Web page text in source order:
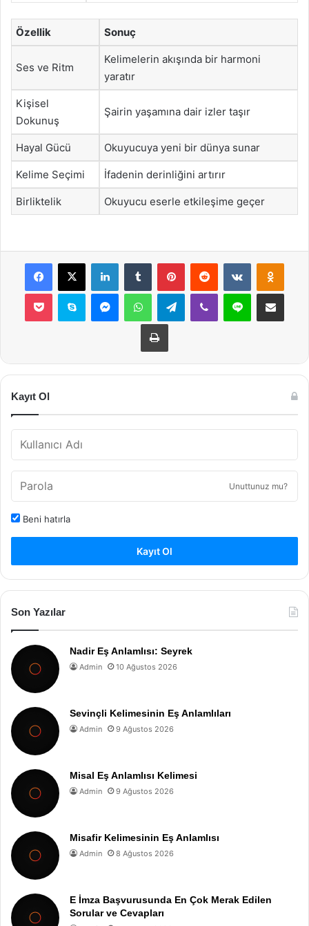
Özellik Sonuç
Ses ve Ritm
Kelimelerin akışında bir harmoni
yaratır
Kişisel
Dokunuş
Şairin yaşamına dair izler taşır
Hayal Gücü Okuyucuya yeni bir dünya sunar
Kelime Seçimi İfadenin derinliğini artırır
Birliktelik Okuyucu eserle etkileşime geçer
Facebook
X LinkedInTumblr PinterestReddit VKontakte
Pocket Skype MessengerWhatsAppTelegramViber Line E-Posta ile
Yazdır
Kayıt Ol
Unuttunuz mu?
Beni hatırla
Kayıt Ol
Son Yazılar
Nadir Eş Anlamlısı: Seyrek
Admin 10 Ağustos 2026
Sevinçli Kelimesinin Eş Anlamlıları
Admin 9 Ağustos 2026
Misal Eş Anlamlısı Kelimesi
Admin 9 Ağustos 2026
Misafir Kelimesinin Eş Anlamlısı
Admin 8 Ağustos 2026
E İmza Başvurusunda En Çok Merak Edilen
Sorular ve Cevapları